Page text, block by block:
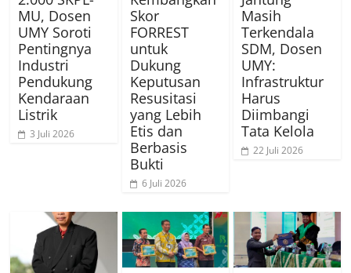
MU, Dosen
UMY Soroti
Pentingnya
Industri
Pendukung
Kendaraan
Listrik
3 Juli 2026
Skor
FORREST
untuk
Dukung
Keputusan
Resusitasi
yang Lebih
Etis dan
Berbasis
Bukti
6 Juli 2026
Masih
Terkendala
SDM, Dosen
UMY:
Infrastruktur
Harus
Diimbangi
Tata Kelola
22 Juli 2026